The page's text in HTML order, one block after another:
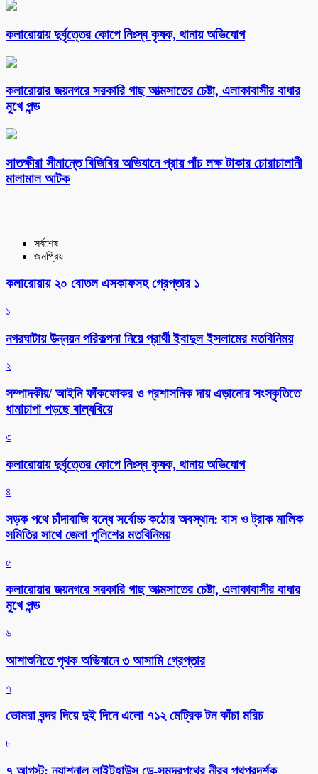
কলারোয়ায় দুর্বৃত্তের কোপে নিঃস্ব কৃষক, থানায় অভিযোগ
কলারোয়ার জয়নগরে সরকারি গাছ আত্মসাতের চেষ্টা, এলাকাবাসীর বাধার
মুখে পন্ড
সাতক্ষীরা সীমান্তে বিজিবির অভিযানে প্রায় পাঁচ লক্ষ টাকার চোরাচালানী
মালামাল আটক
সর্বশেষ
জনপ্রিয়
কলারোয়ায় ২০ বোতল এসকাফসহ গ্রেপ্তার ১
১
নগরঘাটায় উন্নয়ন পরিকল্পনা নিয়ে প্রার্থী ইবাদুল ইসলামের মতবিনিময়
২
সম্পাদকীয়/ আইনি ফাঁকফোকর ও প্রশাসনিক দায় এড়ানোর সংস্কৃতিতে
ধামাচাপা পড়ছে বাল্যবিয়ে
৩
কলারোয়ায় দুর্বৃত্তের কোপে নিঃস্ব কৃষক, থানায় অভিযোগ
৪
সড়ক পথে চাঁদাবাজি বন্ধে সর্বোচ্চ কঠোর অবস্থান: বাস ও ট্রাক মালিক
সমিতির সাথে জেলা পুলিশের মতবিনিময়
৫
কলারোয়ার জয়নগরে সরকারি গাছ আত্মসাতের চেষ্টা, এলাকাবাসীর বাধার
মুখে পন্ড
৬
আশাশুনিতে পৃথক অভিযানে ৩ আসামি গ্রেপ্তার
৭
ভোমরা বন্দর দিয়ে দুই দিনে এলো ৭১২ মেট্রিক টন কাঁচা মরিচ
৮
৭ আগস্ট: ন্যাশনাল লাইটহাউস ডে-সমুদ্রপথের নীরব পথপ্রদর্শক